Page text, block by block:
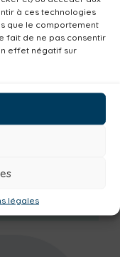
à ces technologies
que le comportement
fait de ne pas consentir
effet négatif sur
légales